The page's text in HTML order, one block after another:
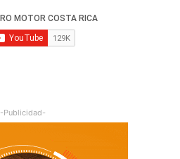
-Publicidad-